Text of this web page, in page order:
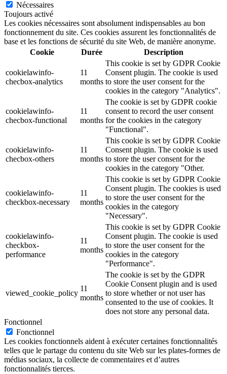
Nécessaires
Toujours activé
Les cookies nécessaires sont absolument indispensables au bon
fonctionnement du site. Ces cookies assurent les fonctionnalités de
base et les fonctions de sécurité du site Web, de manière anonyme.
Cookie
Durée Description
cookielawinfo-
checbox-analytics
11
months
This cookie is set by GDPR Cookie
Consent plugin. The cookie is used
to store the user consent for the
cookies in the category "Analytics".
cookielawinfo-
checbox-functional
11
months
The cookie is set by GDPR cookie
consent to record the user consent
for the cookies in the category
"Functional".
cookielawinfo-
checbox-others
11
months
This cookie is set by GDPR Cookie
Consent plugin. The cookie is used
to store the user consent for the
cookies in the category "Other.
cookielawinfo-
checkbox-necessary
11
months
This cookie is set by GDPR Cookie
Consent plugin. The cookies is used
to store the user consent for the
cookies in the category
"Necessary".
cookielawinfo-
checkbox-
performance
11
months
This cookie is set by GDPR Cookie
Consent plugin. The cookie is used
to store the user consent for the
cookies in the category
"Performance".
viewed_cookie_policy
11
months
The cookie is set by the GDPR
Cookie Consent plugin and is used
to store whether or not user has
consented to the use of cookies. It
does not store any personal data.
Fonctionnel
Fonctionnel
Les cookies fonctionnels aident à exécuter certaines fonctionnalités
telles que le partage du contenu du site Web sur les plates-formes de
médias sociaux, la collecte de commentaires et d’autres
fonctionnalités tierces.